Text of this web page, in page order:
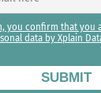
you confirm that you
data by Xplain